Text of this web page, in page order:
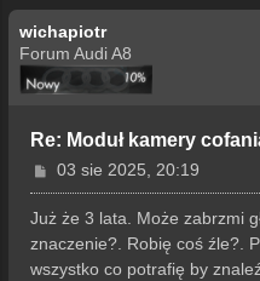
wichapiotr
Forum Audi A8
Re: Moduł kamery
P
o
s
03 sie 2025, 20:19
Już że 3 lata. Może zabrzmi
znaczenie?. Robię coś źle?.
wszystko co potrafię by